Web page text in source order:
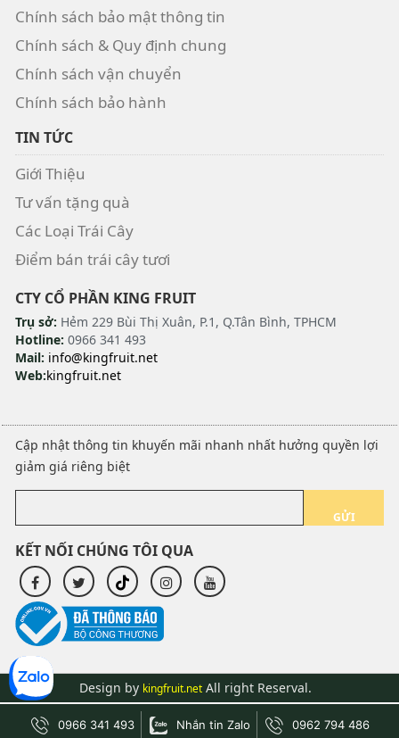
Chính sách bảo mật thông tin
Chính sách & Quy định chung
Chính sách vận chuyển
Chính sách bảo hành
TIN TỨC
Giới Thiệu
Tư vấn tặng quà
Các Loại Trái Cây
Điểm bán trái cây tươi
CTY CỔ PHẦN KING FRUIT
Trụ sở: Hẻm 229 Bùi Thị Xuân, P.1, Q.Tân Bình, TPHCM
Hotline: 0966 341 493
Mail: info@kingfruit.net
Web:kingfruit.net
Cập nhật thông tin khuyến mãi nhanh nhất hưởng quyền lợi
giảm giá riêng biệt
GỬI
KẾT NỐI CHÚNG TÔI QUA
Design by kingfruit.netAll right Reserval.
0966 341 493 Nhắn tin Zalo 0962 794 486